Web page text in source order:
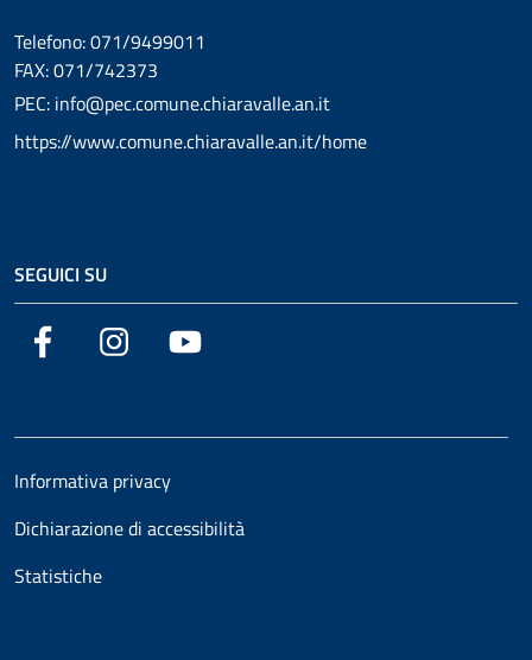
Telefono: 071/9499011
FAX: 071/742373
PEC: info@pec.comune.chiaravalle.an.it
https://www.comune.chiaravalle.an.it/home
SEGUICI SU
Facebook Instagram
Informativa privacy
Dichiarazione di accessibilità
Statistiche